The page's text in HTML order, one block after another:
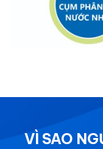
VÌ SAO